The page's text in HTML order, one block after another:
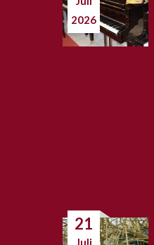
2026
21
Juli